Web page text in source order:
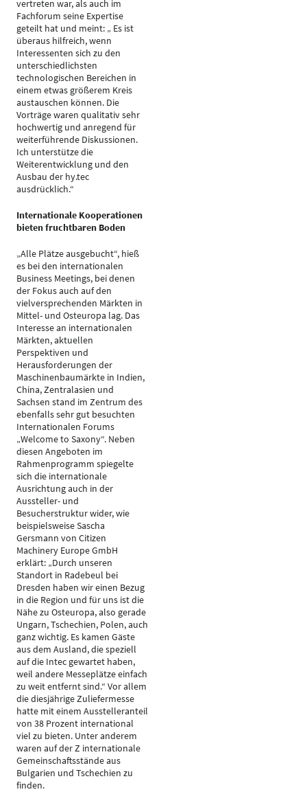
vertreten war, als auch im
Fachforum seine Expertise
geteilt hat und meint: „ Es ist
überaus hilfreich, wenn
Interessenten sich zu den
unterschiedlichsten
technologischen Bereichen in
einem etwas größerem Kreis
austauschen können. Die
Vorträge waren qualitativ sehr
hochwertig und anregend für
weiterführende Diskussionen.
Ich unterstütze die
Weiterentwicklung und den
Ausbau der hy.tec
ausdrücklich.“
Internationale Kooperationen
bieten fruchtbaren Boden
„Alle Plätze ausgebucht“, hieß
es bei den internationalen
Business Meetings, bei denen
der Fokus auch auf den
vielversprechenden Märkten in
Mittel- und Osteuropa lag. Das
Interesse an internationalen
Märkten, aktuellen
Perspektiven und
Herausforderungen der
Maschinenbaumärkte in Indien,
China, Zentralasien und
Sachsen stand im Zentrum des
ebenfalls sehr gut besuchten
Internationalen Forums
„Welcome to Saxony“. Neben
diesen Angeboten im
Rahmenprogramm spiegelte
sich die internationale
Ausrichtung auch in der
Aussteller- und
Besucherstruktur wider, wie
beispielsweise Sascha
Gersmann von Citizen
Machinery Europe GmbH
erklärt: „Durch unseren
Standort in Radebeul bei
Dresden haben wir einen Bezug
in die Region und für uns ist die
Nähe zu Osteuropa, also gerade
Ungarn, Tschechien, Polen, auch
ganz wichtig. Es kamen Gäste
aus dem Ausland, die speziell
auf die Intec gewartet haben,
weil andere Messeplätze einfach
zu weit entfernt sind.“ Vor allem
die diesjährige Zuliefermesse
hatte mit einem Ausstelleranteil
von 38 Prozent international
viel zu bieten. Unter anderem
waren auf der Z internationale
Gemeinschaftsstände aus
Bulgarien und Tschechien zu
finden.